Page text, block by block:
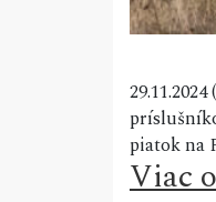
piatok na
Viac